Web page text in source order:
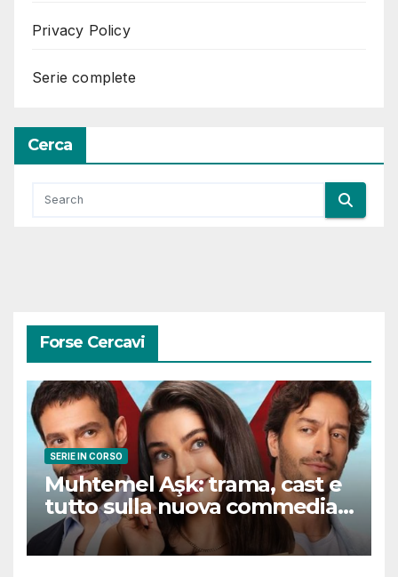
Privacy Policy
Serie complete
Cerca
Forse Cercavi
SERIE IN CORSO
Muhtemel Aşk: trama, cast e
tutto sulla nuova commedia
romantica turca che
conquisterà il pubblico